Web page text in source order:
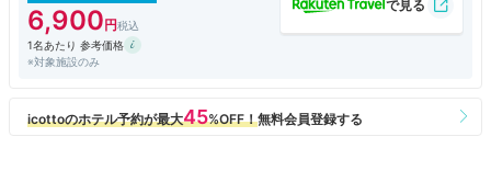
レトロな感じのバスルーム。
厚手でしっかりとしたセパレートタイプのパジャマは着心地抜群。
ドリップコーヒー付き、ミネラルウォーター付きだったのもうれしいポイ
ント。
6,900
1名あたり 参考価格
※対象施設のみ